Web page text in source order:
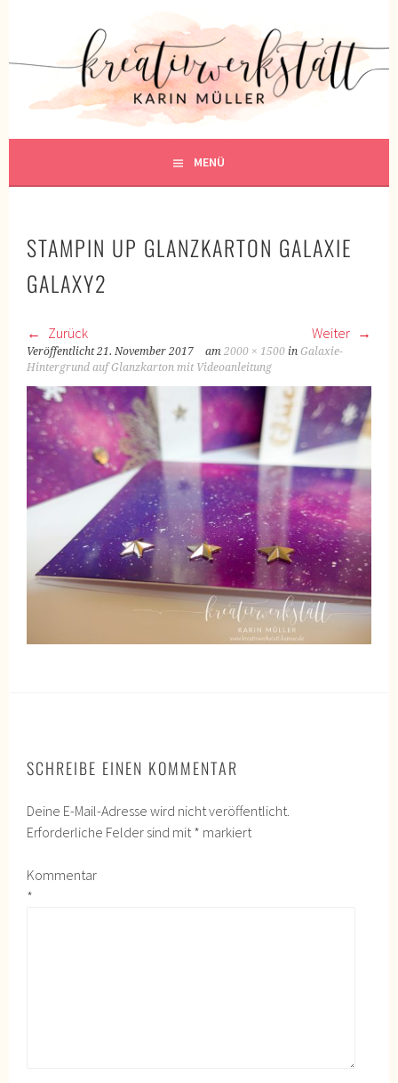
KREATIVWERKSTATT
KREATIV SEIN
MENÜ
STAMPIN UP GLANZKARTON GALAXIE
GALAXY2
Zurück Weiter
Veröffentlicht21. November 2017 am2000 × 1500 inGalaxie-
Hintergrund auf Glanzkarton mit Videoanleitung
SCHREIBE EINEN KOMMENTAR
Deine E-Mail-Adresse wird nicht veröffentlicht.
Erforderliche Felder sind mit* markiert
Kommentar
*